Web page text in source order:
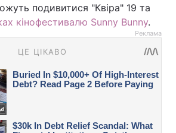
подивитися "Квіра" 19 та
кінофестивалю Sunny Bunny.
Реклама